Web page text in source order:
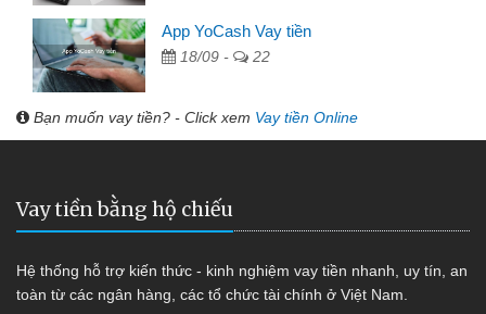
App YoCash Vay tiền
18/09 - 22
Bạn muốn vay tiền? - Click xem Vay tiền Online
Vay tiền bằng hộ chiếu
Hệ thống hỗ trợ kiến thức - kinh nghiệm vay tiền nhanh, uy tín, an
toàn từ các ngân hàng, các tổ chức tài chính ở Việt Nam.